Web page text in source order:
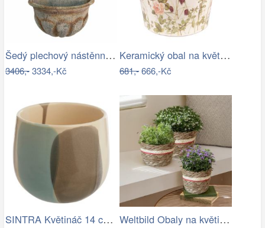
Šedý plechový nástěnný květináč ve…
3406,-3334,-Kč
Keramický obal na květináč s lučními…
681,-666,-Kč
SINTRA Květináč 14 cm - šedá Weltbild Obaly na květináče z mořské…